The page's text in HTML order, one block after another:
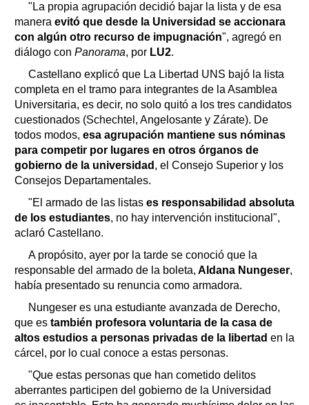
"La propia agrupación decidió bajar la lista y de esa
manera evitó que desde la Universidad se accionara
con algún otro recurso de impugnación", agregó en
diálogo con Panorama, por LU2.
Castellano explicó que La Libertad UNS bajó la lista
completa en el tramo para integrantes de la Asamblea
Universitaria, es decir, no solo quitó a los tres candidatos
cuestionados (Schechtel, Angelosante y Zárate). De
todos modos, esa agrupación mantiene sus nóminas
para competir por lugares en otros órganos de
gobierno de la universidad , el Consejo Superior y los
Consejos Departamentales.
"El armado de las listas es responsabilidad absoluta
de los estudiantes, no hay intervención institucional",
aclaró Castellano.
A propósito, ayer por la tarde se conoció que la
responsable del armado de la boleta, Aldana Nungeser,
había presentado su renuncia como armadora.
Nungeser es una estudiante avanzada de Derecho,
que es también profesora voluntaria de la casa de
altos estudios a personas privadas de la libertad en la
cárcel, por lo cual conoce a estas personas.
"Que estas personas que han cometido delitos
aberrantes participen del gobierno de la Universidad